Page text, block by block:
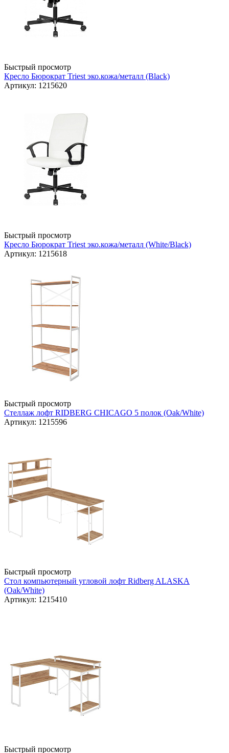
Быстрый просмотр
Кресло Бюрократ Triest эко.кожа/металл (Black)
Артикул: 1215620
Быстрый просмотр
Кресло Бюрократ Triest эко.кожа/металл (White/Black)
Артикул: 1215618
Быстрый просмотр
Стеллаж лофт RIDBERG CHICAGO 5 полок (Oak/White)
Артикул: 1215596
Быстрый просмотр
Стол компьютерный угловой лофт Ridberg ALASKA
(Oak/White)
Артикул: 1215410
Быстрый просмотр